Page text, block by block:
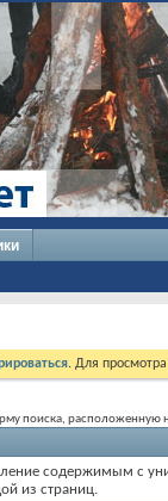
. Для
поиска, расположенную
содержимым с
из страниц.